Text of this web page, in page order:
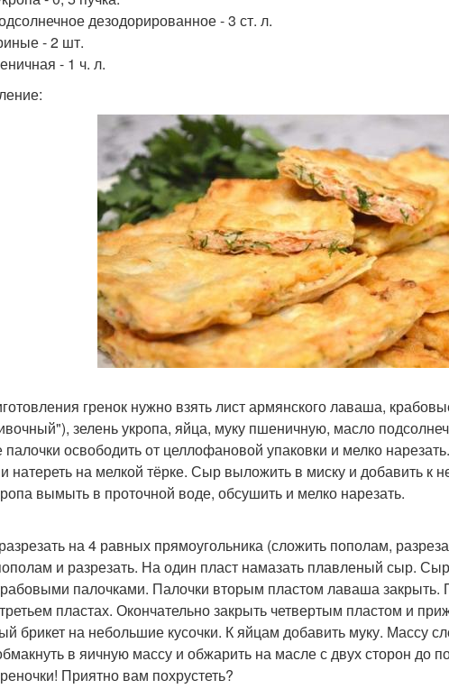
дезодорированное - 3 ст. л.
- 2 шт.
- 1 ч. л.
гренок нужно взять лист армянского лаваша,
зелень укропа, яйца, муку пшеничную, масло
освободить от целлофановой упаковки и мелко
натереть на мелкой тёрке. Сыр выложить в миску и добавить
вымыть в проточной воде, обсушить и мелко нарезать.
на 4 равных прямоугольника (сложить пополам,
и разрезать. На один пласт намазать плавленый сыр.
палочками. Палочки вторым пластом лаваша закрыть.
пластах. Окончательно закрыть четвертым пластом и
брикет на небольшие кусочки. К яйцам добавить муку. Массу
в яичную массу и обжарить на масле с двух сторон до
Приятно вам похрустеть?